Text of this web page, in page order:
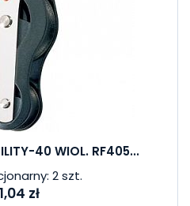
40 WIOL. RF405...
2 szt.
zł